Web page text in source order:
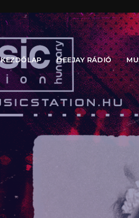
KEZDŐLAP DEEJAY RÁDIÓ